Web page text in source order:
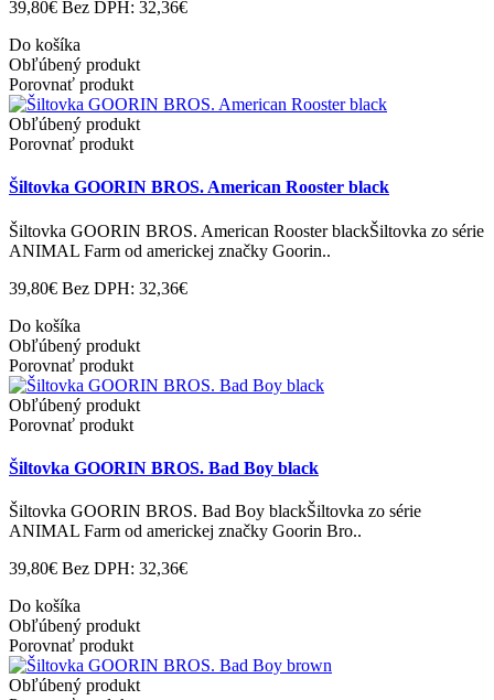
39,80€ Bez DPH: 32,36€
Do košíka
Obľúbený produkt
Porovnať produkt
Obľúbený produkt
Porovnať produkt
Šiltovka GOORIN BROS. American Rooster black
Šiltovka GOORIN BROS. American Rooster blackŠiltovka zo série
ANIMAL Farm od americkej značky Goorin..
39,80€ Bez DPH: 32,36€
Do košíka
Obľúbený produkt
Porovnať produkt
Obľúbený produkt
Porovnať produkt
Šiltovka GOORIN BROS. Bad Boy black
Šiltovka GOORIN BROS. Bad Boy blackŠiltovka zo série
ANIMAL Farm od americkej značky Goorin Bro..
39,80€ Bez DPH: 32,36€
Do košíka
Obľúbený produkt
Porovnať produkt
Obľúbený produkt